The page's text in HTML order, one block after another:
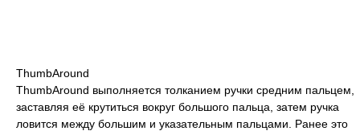
ThumbAround
ThumbAround выполняется толканием ручки средним пальцем,
заставляя её крутиться вокруг большого пальца, затем ручка
ловится между большим и указательным пальцами. Ранее это